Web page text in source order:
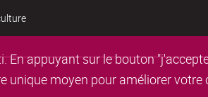
En appuyant sur le bouton
unique moyen pour améliorer votre